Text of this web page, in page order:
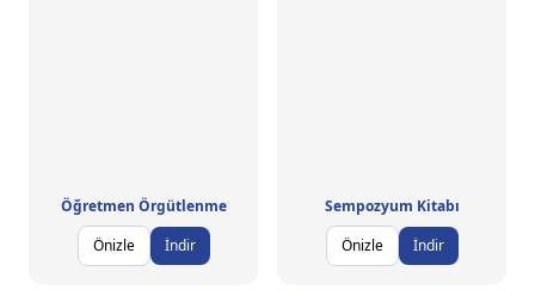
Öğretmen Örgütlenme
Önizle
İndir
Sempozyum Kitabı
Önizle
İndir